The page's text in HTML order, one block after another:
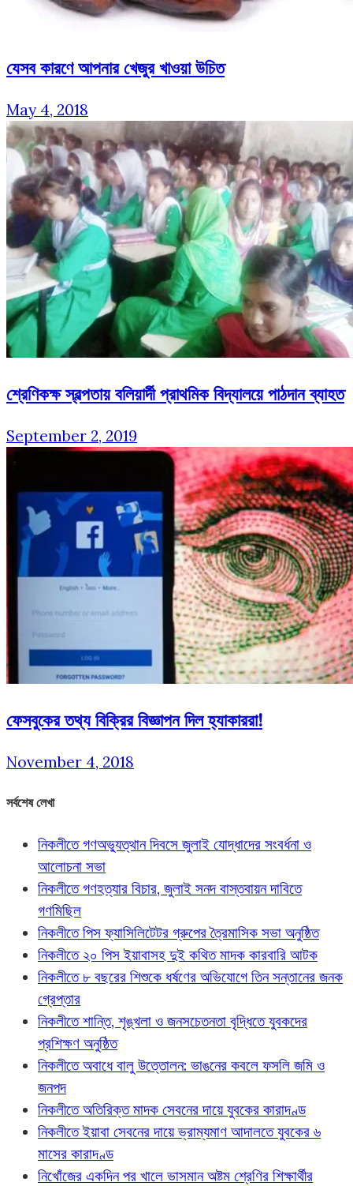
যেসব কারণে আপনার খেজুর খাওয়া উচিত
May 4, 2018
শ্রেণিকক্ষ স্বল্পতায় বলিয়ার্দী প্রাথমিক বিদ্যালয়ে পাঠদান ব্যাহত
September 2, 2019
ফেসবুকের তথ্য বিক্রির বিজ্ঞাপন দিল হ্যাকাররা!
November 4, 2018
সর্বশেষ লেখা
নিকলীতে গণঅভ্যুত্থান দিবসে জুলাই যোদ্ধাদের সংবর্ধনা ও
আলোচনা সভা
নিকলীতে গণহত্যার বিচার, জুলাই সনদ বাস্তবায়ন দাবিতে
গণমিছিল
নিকলীতে পিস ফ্যাসিলিটেটর গ্রুপের ত্রৈমাসিক সভা অনুষ্ঠিত
নিকলীতে ২০ পিস ইয়াবাসহ দুই কথিত মাদক কারবারি আটক
নিকলীতে ৮ বছরের শিশুকে ধর্ষণের অভিযোগে তিন সন্তানের জনক
গ্রেপ্তার
নিকলীতে শান্তি, শৃঙ্খলা ও জনসচেতনতা বৃদ্ধিতে যুবকদের
প্রশিক্ষণ অনুষ্ঠিত
নিকলীতে অবাধে বালু উত্তোলন: ভাঙনের কবলে ফসলি জমি ও
জনপদ
নিকলীতে অতিরিক্ত মাদক সেবনের দায়ে যুবকের কারাদণ্ড
নিকলীতে ইয়াবা সেবনের দায়ে ভ্রাম্যমাণ আদালতে যুবকের ৬
মাসের কারাদণ্ড
নিখোঁজের একদিন পর খালে ভাসমান অষ্টম শ্রেণির শিক্ষার্থীর